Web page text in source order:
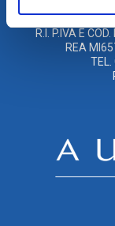
R.I. P.IVA E
REA